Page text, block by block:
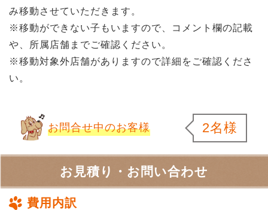
み移動させていただきます。
※移動ができない子もいますので、コメント欄の記載
や、所属店舗までご確認ください。
※移動対象外店舗がありますので詳細をご確認くださ
い。
お問合せ中のお客様 2名様
お見積り・お問い合わせ
費用内訳